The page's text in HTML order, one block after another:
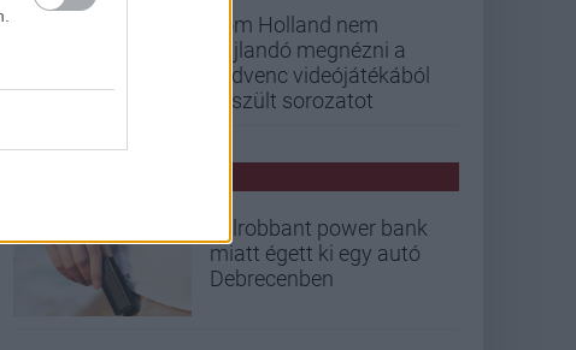
Tom Holland nem
hajlandó megnézni a
kedvenc videójátékából
készült sorozatot
Felrobbant power bank
miatt égett ki egy autó
Debrecenben